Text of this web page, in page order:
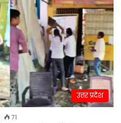
उत्तर प्रदेश
71